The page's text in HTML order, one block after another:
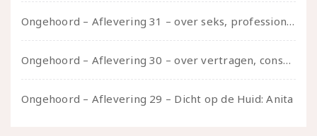
Ongehoord – Aflevering 31 – over seks, professioneel en persoonlijk, een gesprek met Marije
Ongehoord – Aflevering 30 – over vertragen, consent en negatieve gevoelens met Meg-John Barker
Ongehoord – Aflevering 29 – Dicht op de Huid: Anita